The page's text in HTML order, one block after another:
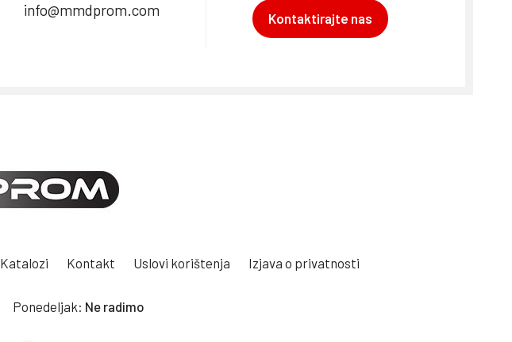
info@mmdprom.com Kontaktirajte nas
Katalozi Kontakt Uslovi korištenja Izjava o privatnosti
Ponedeljak: Ne radimo